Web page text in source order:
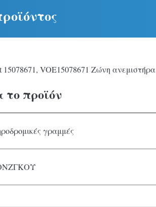
VOE15078671 Ζώνη ανεμιστήρα
το προϊόν
γραμμές